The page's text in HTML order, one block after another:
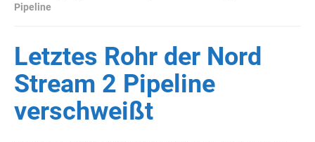
Pipeline
Letztes Rohr der Nord
Stream 2 Pipeline
verschweißt